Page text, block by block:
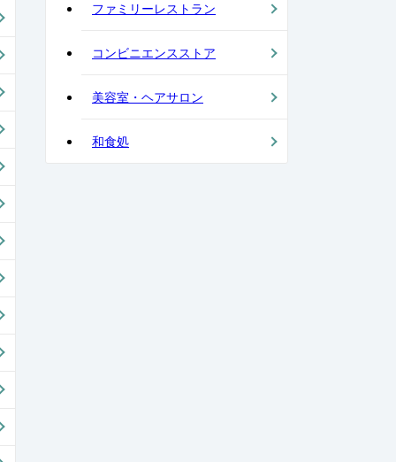
ファミリーレストラン
コンビニエンスストア
美容室・ヘアサロン
和食処